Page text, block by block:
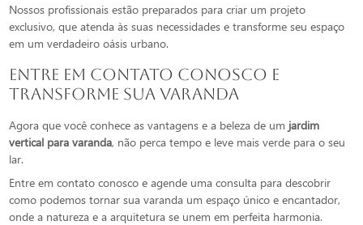
Nossos profissionais estão preparados para criar um projeto
exclusivo, que atenda às suas necessidades e transforme seu espaço
em um verdadeiro oásis urbano.
Entre em Contato Conosco e
Transforme sua Varanda
Agora que você conhece as vantagens e a beleza de um jardim
vertical para varanda, não perca tempo e leve mais verde para o seu
lar.
Entre em contato conosco e agende uma consulta para descobrir
como podemos tornar sua varanda um espaço único e encantador,
onde a natureza e a arquitetura se unem em perfeita harmonia.